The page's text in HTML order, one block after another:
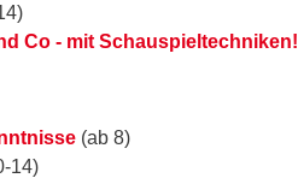
Co - mit Schauspieltechniken!
(ab 8)
14)